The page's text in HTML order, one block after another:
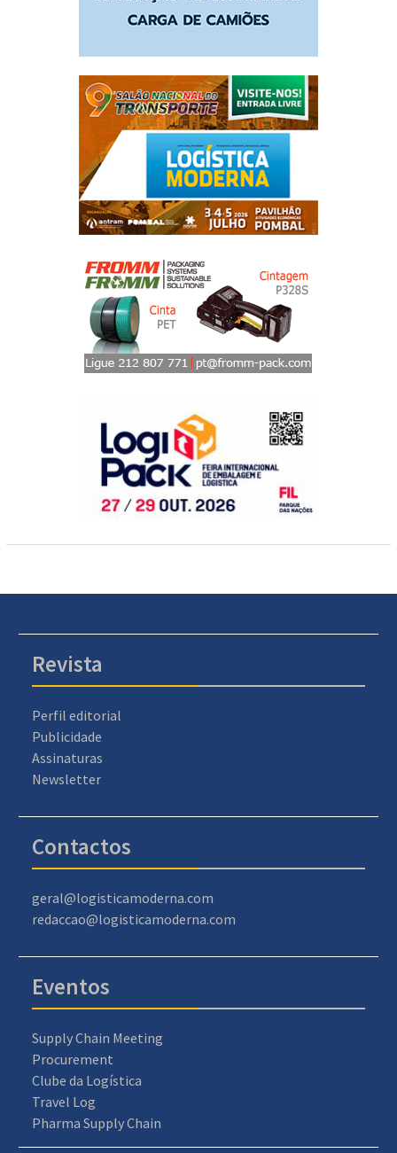
Revista
Perfil editorial
Publicidade
Assinaturas
Newsletter
Contactos
geral@logisticamoderna.com
redaccao@logisticamoderna.com
Eventos
Supply Chain Meeting
Procurement
Clube da Logística
Travel Log
Pharma Supply Chain